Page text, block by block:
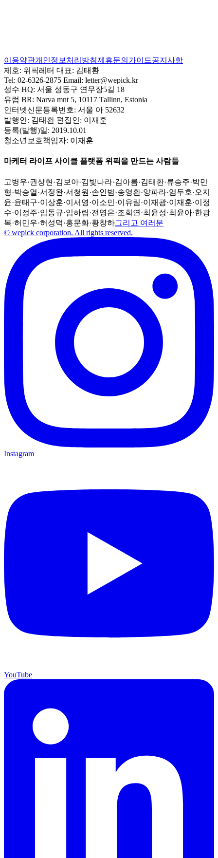
이용약관개인정보처리방침제휴문의 가이드공지사항
제호: 위픽레터 대표: 김태환
Tel: 02-6326-2875 Email: letter@wepick.kr
성수 HQ: 서울 성동구 연무장5길 18
유럽 BR: Narva mnt 5, 10117 Tallinn, Estonia
인터넷신문등록번호: 서울 아 52632
발행인: 김태환 편집인: 이재훈
등록(발행)일: 2019.10.01
청소년보호책임자: 이재훈
마케터 라이프 사이클 플랫폼 위픽을 만드는 사람들
고병우·권상현 ·김보아·김빛나라·김아름·김태환·류승주·박민
형·박승열·서정완·서청원 ·손인범·송영환·양파라·엄두호·오지
윤·윤태구·이상훈·이서영·이소민·이유림·이재광·이재훈·이정
수·이정주·임동규·임하림·전영은·조희연 ·최윤성·최윤아·한광
복·허민우·허성덕·홍문화·황창하그리고 여러분
© wepick corporation. All rights reserved.
Instagram
YouTube